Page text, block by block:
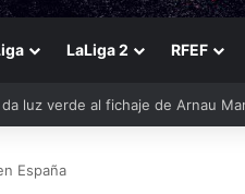
LaLiga 2 RFEF
mira a las canteras para reforzarse
España